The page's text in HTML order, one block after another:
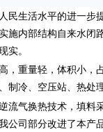
生活水平的进一步
施内部结构自来水闭
实。
重量轻，体积小，
制冷、空压站、热处
气换热技术，填料
公司部分改进了本产